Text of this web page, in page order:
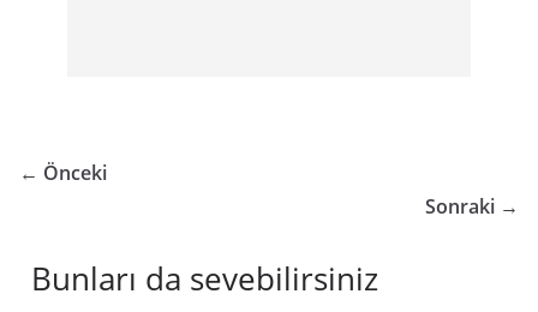
← Önceki
Sonraki →
Bunları da sevebilirsiniz